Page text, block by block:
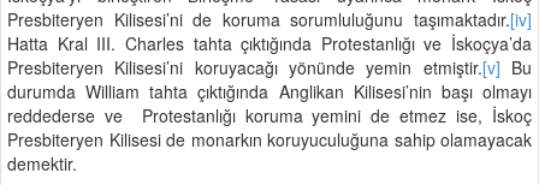
Presbiteryen Kilisesi’ni de koruma sorumluluğunu taşımaktadır.[iv]
Hatta Kral III. Charles tahta çıktığında Protestanlığı ve İskoçya’da
Presbiteryen Kilisesi’ni koruyacağı yönünde yemin etmiştir.[v] Bu
durumda William tahta çıktığında Anglikan Kilisesi’nin başı olmayı
reddederse ve Protestanlığı koruma yemini de etmez ise, İskoç
Presbiteryen Kilisesi de monarkın koruyuculuğuna sahip olamayacak
demektir.